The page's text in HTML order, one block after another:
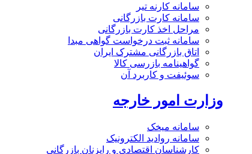
سامانه کارنه تیر
سامانه کارت بازرگانی
مراحل اخذ کارت بازرگانی
سامانه ثبت درخواست گواهی مبدا
اتاق بازرگانی مشترک ایران
گواهینامه بازرسی کالا
سوئیفت و کاربرد آن
وزارت امور خارجه
سامانه میخک
سامانه روادید الکترونیک
کارشناسان اقتصادی و رایزنان بازرگانی